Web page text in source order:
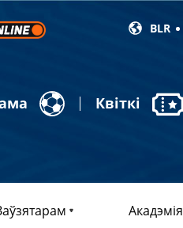
BLR
Квіткі
Акадэмія